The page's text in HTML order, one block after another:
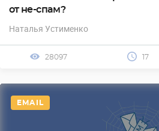
от не-спам?
Наталья Устименко
28097 17
EMAIL